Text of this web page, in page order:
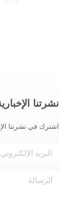
نشرتنا
اشترك في نشرتنا